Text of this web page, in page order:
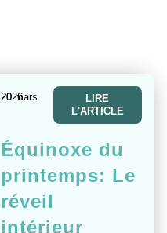
20 mars 2026
LIRE
L'ARTICLE
Équinoxe du
printemps: Le
réveil
intérieur